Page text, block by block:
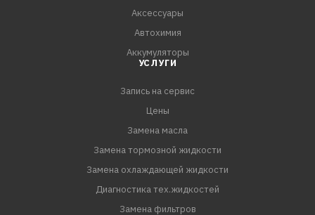
Аксессуары
Автохимия
Аккумуляторы
УСЛУГИ
Запись на сервис
Цены
Замена масла
Замена тормозной жидкости
Замена охлаждающей жидкости
Диагностика тех.жидкостей
Замена фильтров